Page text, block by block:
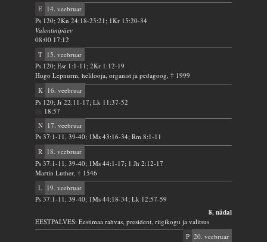
E
14. veebruar
Ps 120; 2Kn 24:18-25:21; 1Kr 15:20-34
Valentinipäev
08:00 17:12
T
15. veebruar
Ps 120; Esr 1:1-11; 2Kr 1:12-19
Hugo Lepnurm, helilooja, organist ja pedagoog, † 1999
K
16. veebruar
Ps 120; Jr 22:11-17; Lk 11:37-52
18:57
N
17. veebruar
Ps 37:1-11, 39-40; 1Ms 43:16-34; Rm 8:1-11
R
18. veebruar
Ps 37:1-11, 39-40; 1Ms 44:1-17; 1 Jh 2:12-17
Martin Luther, † 1546
L
19. veebruar
Ps 37:1-11, 39-40; 1Ms 44:18-34; Lk 12:57-59
8. nädal
EESTPALVES: Eestimaa rahvas, president, riigikogu ja valitsus
P 20. veebruar